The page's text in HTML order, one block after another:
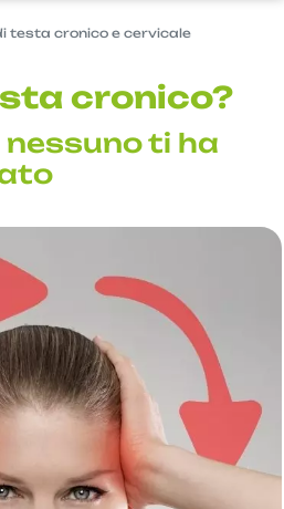
testa cronico e cervicale
cronico?
ti ha